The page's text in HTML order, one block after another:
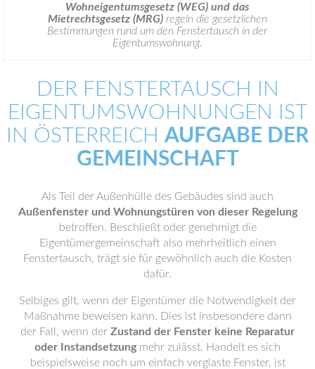
Wohneigentumsgesetz (WEG) und das
Mietrechtsgesetz (MRG)regeln die gesetzlichen
Bestimmungen rund um den Fenstertausch in der
Eigentumswohnung.
DER FENSTERTAUSCH IN
EIGENTUMSWOHNUNGEN IST
IN ÖSTERREICH AUFGABE DER
GEMEINSCHAFT
Als Teil der Außenhülle des Gebäudes sind auch
Außenfenster und Wohnungstüren von dieser Regelung
betroffen. Beschließt oder genehmigt die
Eigentümergemeinschaft also mehrheitlich einen
Fenstertausch, trägt sie für gewöhnlich auch die Kosten
dafür.
Selbiges gilt, wenn der Eigentümer die Notwendigkeit der
Maßnahme beweisen kann. Dies ist insbesondere dann
der Fall, wenn der Zustand der Fenster keine Reparatur
oder Instandsetzung mehr zulässt. Handelt es sich
beispielsweise noch um einfach verglaste Fenster, ist